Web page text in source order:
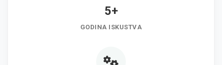
5+
GODINA ISKUSTVA